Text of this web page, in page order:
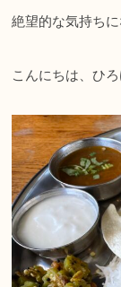
絶望的な気持ちに
こんにちは、ひ